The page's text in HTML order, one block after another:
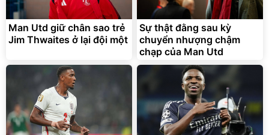
Bạt phủ xe ô tô cao cấp,
tráng nhôm 03 lớp
392.000 đ
325.000đ
Xe đạp điện trợ lực G-
Force C14 gấp gọn bỏ cốp
tiện lợi
9.900.000 đ
7.092.000đ
Đang xem nhiều
G-FORCE VIETNA
Man Utd giữ chân sao trẻ
Jim Thwaites ở lại đội một
Sự thật đằng sau kỳ
chuyển nhượng chậm
chạp của Man Utd